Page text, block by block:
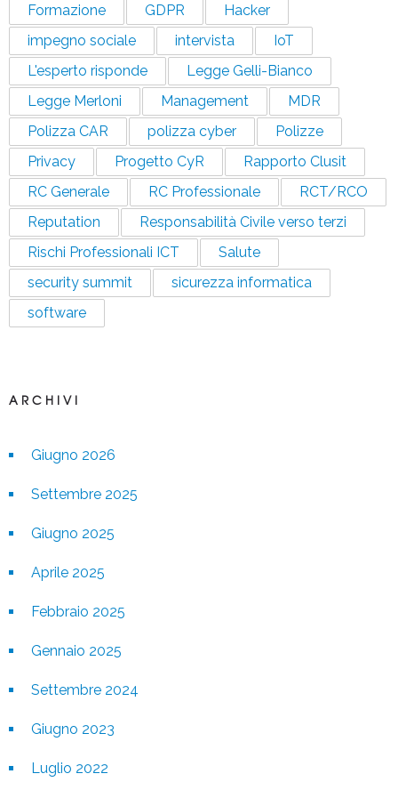
Formazione
GDPR
Hacker
impegno sociale
intervista
IoT
L'esperto risponde
Legge Gelli-Bianco
Legge Merloni
Management
MDR
Polizza CAR
polizza cyber
Polizze
Privacy
Progetto CyR
Rapporto Clusit
RC Generale
RC Professionale
RCT/RCO
Reputation
Responsabilità Civile verso terzi
Rischi Professionali ICT
Salute
security summit
sicurezza informatica
software
ARCHIVI
Giugno 2026
Settembre 2025
Giugno 2025
Aprile 2025
Febbraio 2025
Gennaio 2025
Settembre 2024
Giugno 2023
Luglio 2022